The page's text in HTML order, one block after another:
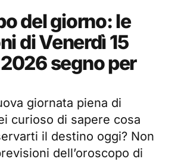
del giorno: le
di Venerdì 15
segno per
giornata piena di
curioso di sapere cosa
il destino oggi? Non
dell’oroscopo di